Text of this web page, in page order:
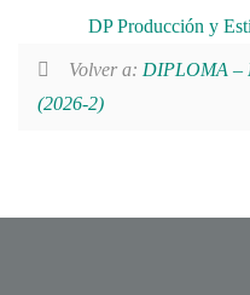
DP Producción y
Volver a: DIPLOMA –
(2026-2)